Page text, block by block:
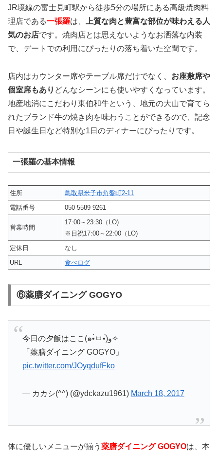
JR境線の富士見町駅から徒歩5分の場所にある高級焼肉料
理店である一張羅は、
上質な肉と豊富な部位が味わえる人
気のお店です。焼肉店とは思えないようなお洒落な内装
で、デートでの利用にぴったりの落ち着いた空間です。
店内はカウンター席やテーブル席だけでなく、 お座敷席や
個室席もあり どんなシーンにも使いやすくなっています。
地産地消にこだわり東伯和牛という、地元の大山で育てら
れたブランド牛の焼き肉を味わうことができるので、記念
日や誕生日など特別な1日のディナーにぴったりです。
一張羅の基本情報
住所
鳥取県米子市角盤町2-11
電話番号
050-5589-9261
営業時間
17:00～23:30（LO)
※日祝17:00～22:00（LO)
定休日
なし
URL
食べログ
⑥薬膳ダイニング GOGYO
今日の夕飯はここ(๑•̀ㅂ•́)و✧
「薬膳ダイニング GOGYO」
pic.twitter.com/JOyqdufFko
— カカシ(^^) (@ydckazu1961) March 18, 2017
体に優しいメニューが揃う 薬膳ダイニング GOGYOは、本